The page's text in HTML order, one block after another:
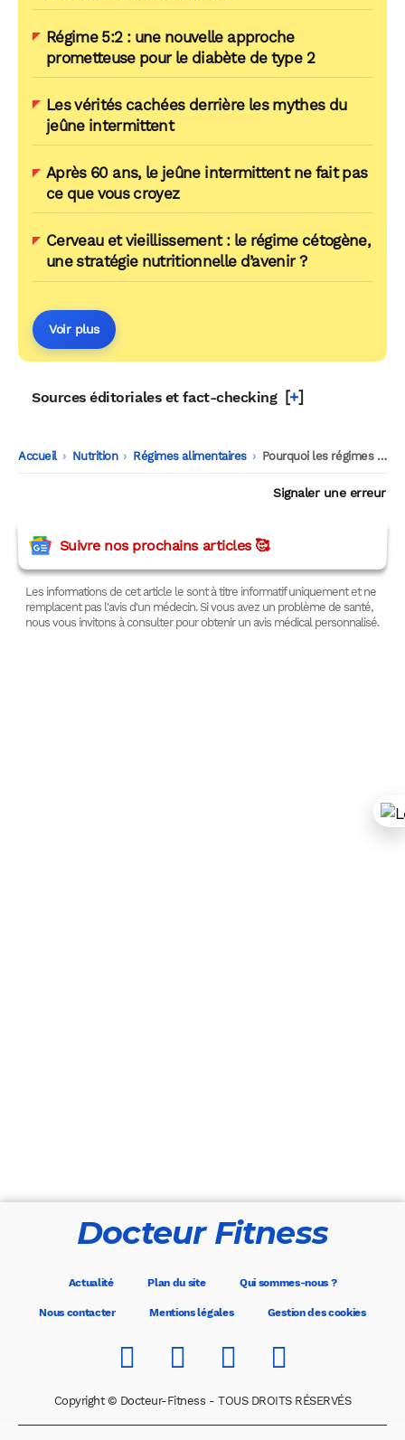
Régime 5:2 : une nouvelle approche
prometteuse pour le diabète de type 2
Les vérités cachées derrière les mythes du
jeûne intermittent
Après 60 ans, le jeûne intermittent ne fait pas
ce que vous croyez
Cerveau et vieillissement : le régime cétogène,
une stratégie nutritionnelle d’avenir ?
Voir plus
Sources éditoriales et fact-checking [+]
Accueil -
Nutrition -
Régimes alimentaires -
Pourquoi les régimes échouent : une étude pointe un déclencheur inattendu
Signaler une erreur
Suivre nos prochains articles 🥰
Les informations de cet article le sont à titre informatif uniquement et ne
remplacent pas l'avis d'un médecin. Si vous avez un problème de santé,
nous vous invitons à consulter pour obtenir un avis médical personnalisé.
Docteur Fitness
Actualité Plan du site Qui sommes-nous ?
Nous contacter Mentions légales Gestion des cookies
Copyright © Docteur-Fitness - TOUS DROITS RÉSERVÉS